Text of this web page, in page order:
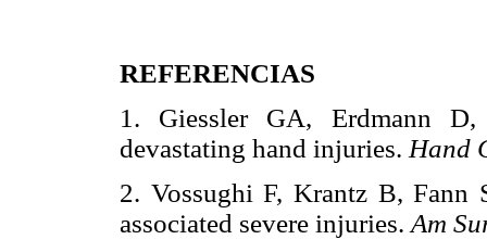
REFERENCIAS
1. Giessler GA, Erdmann
devastating hand injuries. Hand
2. Vossughi F, Krantz B,
associated severe injuries. Am